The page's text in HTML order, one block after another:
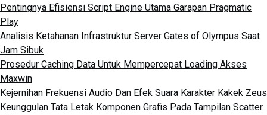
Pentingnya Efisiensi Script Engine Utama Garapan Pragmatic
Play
Analisis Ketahanan Infrastruktur Server Gates of Olympus Saat
Jam Sibuk
Prosedur Caching Data Untuk Mempercepat Loading Akses
Maxwin
Kejernihan Frekuensi Audio Dan Efek Suara Karakter Kakek Zeus
Keunggulan Tata Letak Komponen Grafis Pada Tampilan Scatter